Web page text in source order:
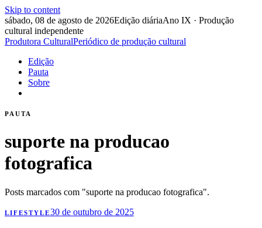
Skip to content
sábado, 08 de agosto de 2026Edição diáriaAno IX · Produção
cultural independente
Produtora CulturalPeriódico de produção cultural
Edição
Pauta
Sobre
PAUTA
suporte na producao
fotografica
Posts marcados com "suporte na producao fotografica".
LIFESTYLE30 de outubro de 2025